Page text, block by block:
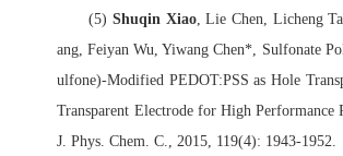
(5) Shuqin Xiao, Lie Chen, Licheng
ang, Feiyan Wu, Yiwang Chen*, Sulfonate
ulfone)-Modified PEDOT:PSS as Hole
Transparent Electrode for High Performance
J. Phys. Chem. C., 2015, 119(4): 1943-1952.